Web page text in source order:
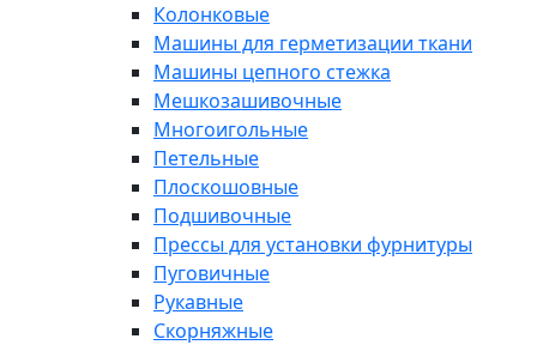
Колонковые
Машины для герметизации ткани
Машины цепного стежка
Мешкозашивочные
Многоигольные
Петельные
Плоскошовные
Подшивочные
Прессы для установки фурнитуры
Пуговичные
Рукавные
Скорняжные